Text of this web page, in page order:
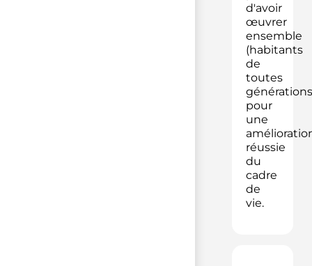
d'avoir
œuvrer
ensemble
(habitants
de
toutes
pour
une
réussie
du
cadre
de
vie.